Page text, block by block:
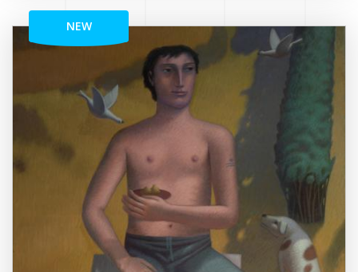
NEW